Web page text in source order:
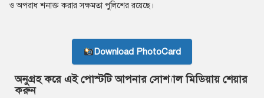
ও অপরাধ শনাক্ত করার সক্ষমতা পুলিশের রয়েছে।
Download PhotoCard
অনুগ্রহ করে এই পোস্টটি আপনার সোশ্যাল মিডিয়ায় শেয়ার
করুন